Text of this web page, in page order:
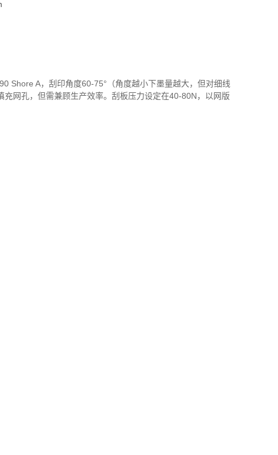
Shore A，刮印角度60-75° （角度越小下墨量越大，但对细线
充网孔，但需兼顾生产效率。刮板压力设定在40-80N，以网版